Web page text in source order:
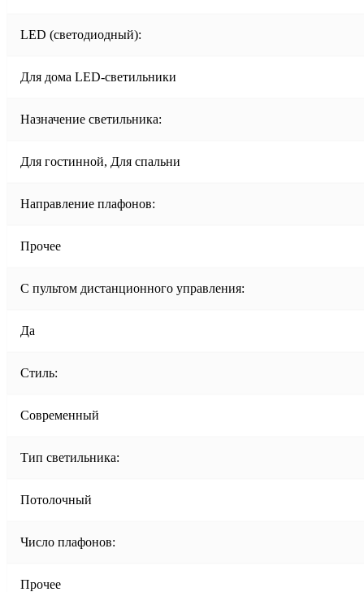
LED (светодиодный):
Для дома LED-светильники
Назначение светильника:
Для гостинной, Для спальни
Направление плафонов:
Прочее
С пультом дистанционного управления:
Да
Стиль:
Современный
Тип светильника:
Потолочный
Число плафонов:
Прочее